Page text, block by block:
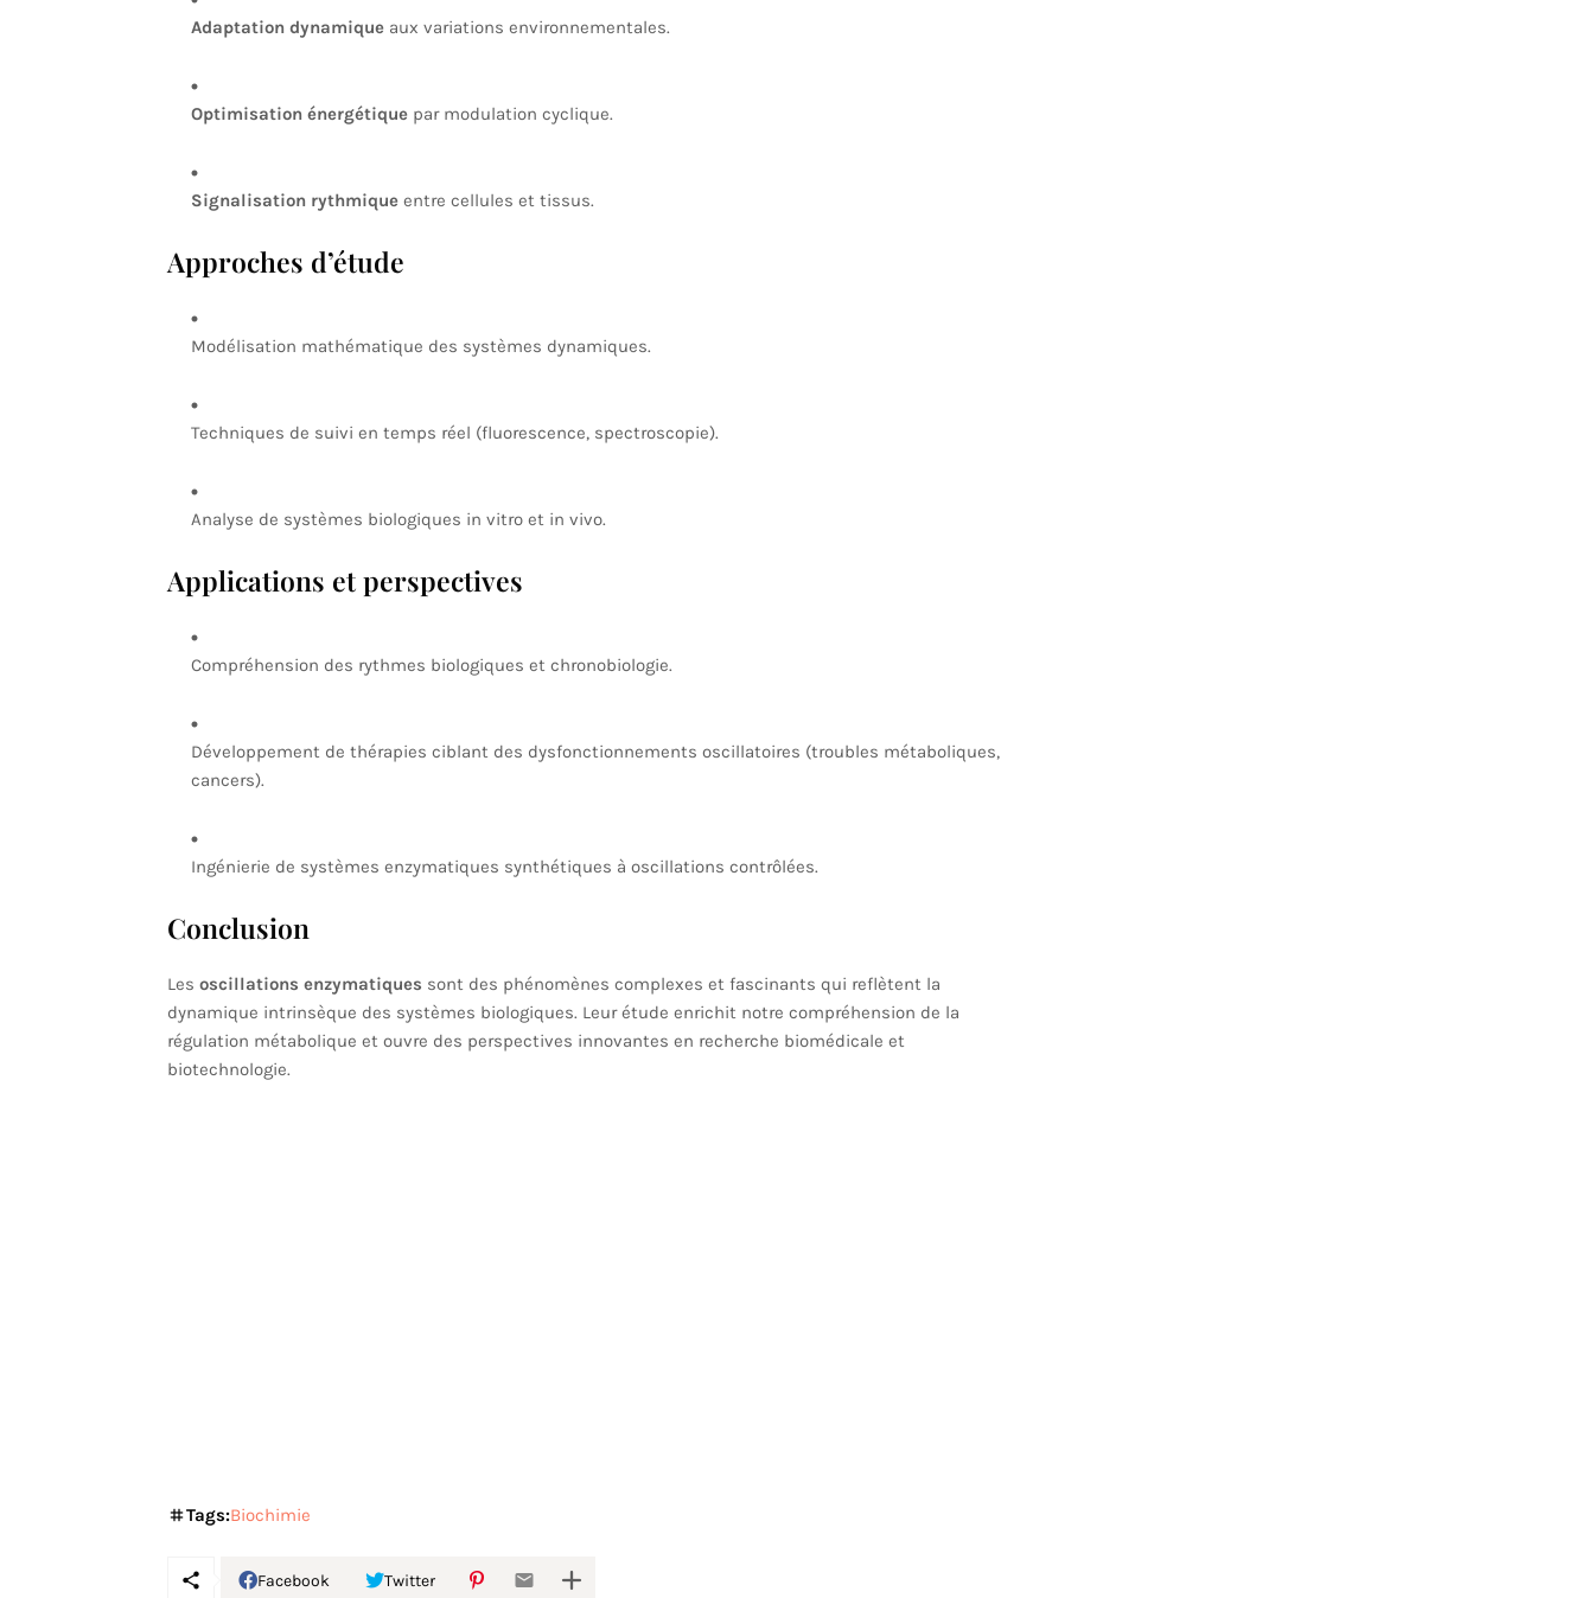
Adaptation dynamiqueaux variations environnementales.
Optimisation énergétiquepar modulation cyclique.
Signalisation rythmiqueentre cellules et tissus.
Approches d’étude
Modélisation mathématique des systèmes dynamiques.
Techniques de suivi en temps réel (fluorescence, spectroscopie).
Analyse de systèmes biologiques in vitro et in vivo.
Applications et perspectives
Compréhension des rythmes biologiques et chronobiologie.
Développement de thérapies ciblant des dysfonctionnements oscillatoires (troubles métaboliques,
cancers).
Ingénierie de systèmes enzymatiques synthétiques à oscillations contrôlées.
Conclusion
Les oscillations enzymatiques sont des phénomènes complexes et fascinants qui reflètent la
dynamique intrinsèque des systèmes biologiques. Leur étude enrichit notre compréhension de la
régulation métabolique et ouvre des perspectives innovantes en recherche biomédicale et
biotechnologie.
Tags:Biochimie
Facebook Twitter